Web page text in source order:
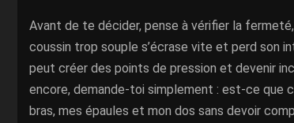
Avant de te décider, pense à vérifier la
coussin trop souple s’écrase vite et perd son
peut créer des points de pression et devenir
encore, demande-toi simplement : est-ce que
bras, mes épaules et mon dos sans devoir